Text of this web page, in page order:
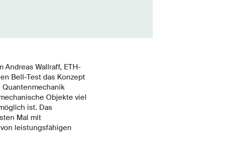
Wallraff, ETH-
Bell-Test das Konzept
Objekte viel
ist. Das
Mal mit
leistungsfähigen